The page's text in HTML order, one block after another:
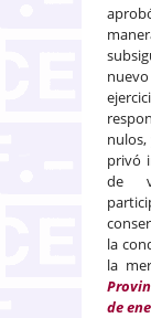
privó
de
la
la
de